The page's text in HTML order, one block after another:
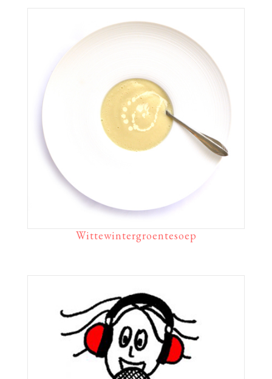
Wittewintergroentesoep